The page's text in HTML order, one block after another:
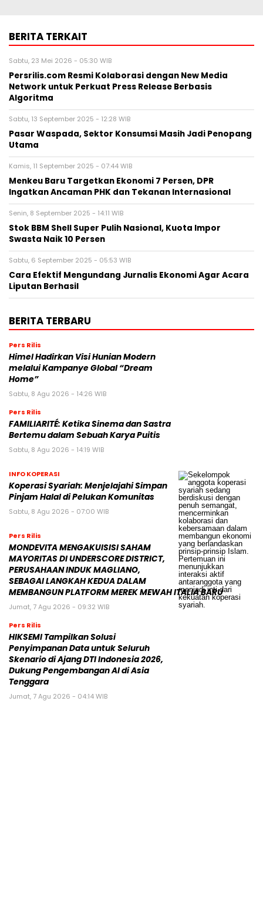
BERITA TERKAIT
Sabtu, 23 Mei 2026 - 05:30 WIB
Persrilis.com Resmi Kolaborasi dengan New Media
Network untuk Perkuat Press Release Berbasis
Algoritma
Sabtu, 13 September 2025 - 12:28 WIB
Pasar Waspada, Sektor Konsumsi Masih Jadi Penopang
Utama
Kamis, 11 September 2025 - 07:44 WIB
Menkeu Baru Targetkan Ekonomi 7 Persen, DPR
Ingatkan Ancaman PHK dan Tekanan Internasional
Senin, 8 September 2025 - 14:11 WIB
Stok BBM Shell Super Pulih Nasional, Kuota Impor
Swasta Naik 10 Persen
Sabtu, 6 September 2025 - 05:53 WIB
Cara Efektif Mengundang Jurnalis Ekonomi Agar Acara
Liputan Berhasil
BERITA TERBARU
Pers Rilis
Himel Hadirkan Visi Hunian Modern
melalui Kampanye Global “Dream
Home”
Sabtu, 8 Agu 2026 - 14:26 WIB
Pers Rilis
FAMILIARITÉ: Ketika Sinema dan Sastra
Bertemu dalam Sebuah Karya Puitis
Sabtu, 8 Agu 2026 - 14:19 WIB
INFO KOPERASI
Koperasi Syariah: Menjelajahi Simpan
Pinjam Halal di Pelukan Komunitas
Sabtu, 8 Agu 2026 - 07:00 WIB
Pers Rilis
MONDEVITA MENGAKUISISI SAHAM
MAYORITAS DI UNDERSCORE DISTRICT,
PERUSAHAAN INDUK MAGLIANO,
SEBAGAI LANGKAH KEDUA DALAM
MEMBANGUN PLATFORM MEREK MEWAH ITALIA BARU
Jumat, 7 Agu 2026 - 09:32 WIB
Pers Rilis
HIKSEMI Tampilkan Solusi
Penyimpanan Data untuk Seluruh
Skenario di Ajang DTI Indonesia 2026,
Dukung Pengembangan AI di Asia
Tenggara
Jumat, 7 Agu 2026 - 04:14 WIB